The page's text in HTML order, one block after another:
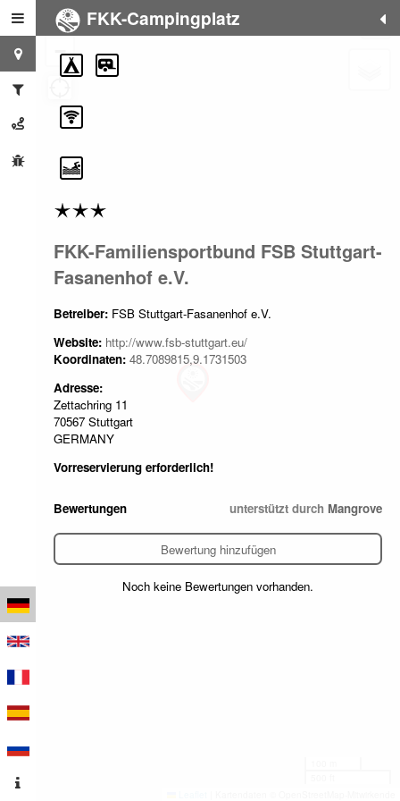
FKK-Campingplatz
FKK-Familiensportbund FSB Stuttgart-
Fasanenhof e.V.
Betreiber: FSB Stuttgart-Fasanenhof e.V.
Website: http://www.fsb-stuttgart.eu/
Koordinaten: 48.7089815,9.1731503
Adresse:
Zettachring 11
70567 Stuttgart
GERMANY
Vorreservierung erforderlich!
Bewertungen unterstützt durch Mangrove
Bewertung hinzufügen
Noch keine Bewertungen vorhanden.
+
−